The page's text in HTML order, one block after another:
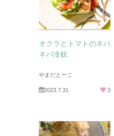
オクラとトマトのネバ
ネバ冷奴
やまだとーこ
2023.7.31 3